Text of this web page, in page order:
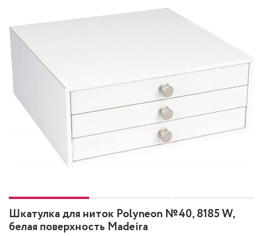
Шкатулка для ниток Polyneon №40, 8185 W,
белая поверхность Madeira